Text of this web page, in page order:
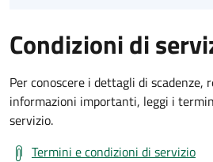
Condizioni di
Per conoscere i dettagli di scadenze,
informazioni importanti, leggi i
servizio.
Termini e condizioni di servizio